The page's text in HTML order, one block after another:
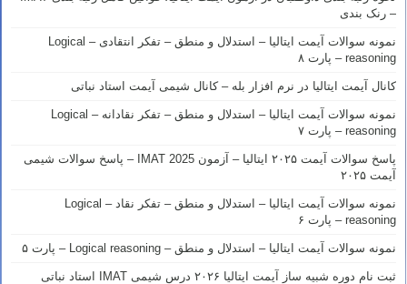
– رنک بندی
نمونه سوالات آیمت ایتالیا – استدلال و منطق – تفکر انتقادی – Logical
reasoning – پارت ۸
کانال آیمت ایتالیا در نرم افزار بله – کانال شیمی آیمت استاد نباتی
نمونه سوالات آیمت ایتالیا – استدلال و منطق – تفکر نقادانه – Logical
reasoning – پارت ۷
پاسخ سوالات آیمت ۲۰۲۵ ایتالیا – آزمون IMAT 2025 – پاسخ سوالات شیمی
آیمت ۲۰۲۵
نمونه سوالات آیمت ایتالیا – استدلال و منطق – تفکر نقاد – Logical
reasoning – پارت ۶
نمونه سوالات آیمت ایتالیا – استدلال و منطق – Logical reasoning – پارت ۵
ثبت نام دوره شبیه ساز آیمت ایتالیا ۲۰۲۶ درس شیمی IMAT استاد نباتی